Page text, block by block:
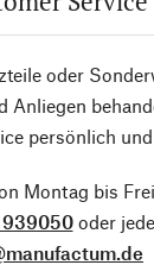
oder
Anliegen
persönlich
Montag bis
oder